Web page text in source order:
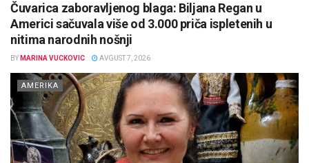
Čuvarica zaboravljenog blaga: Biljana Regan u
Americi sačuvala više od 3.000 priča ispletenih u
nitima narodnih nošnji
BY MARINA VUCKOVIC AVGUST 7, 2026
AMERIKA